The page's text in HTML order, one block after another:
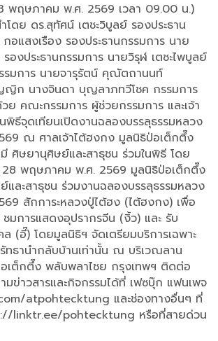
พฤษภาคม พ.ศ. 2569 เวลา 09.00 น.)
ดย ดร.สุทัศน์ เตชะวิบูลย์ รองประธาน
อแสงเรือง รองประธานกรรมการ นาย
องประธานกรรมการ นายวิรุฬ เตชะไพบูลย์
รมการ นายจารุรัตน์ คุณัตถานนท์
ญิก นางจินดา บุญลาภทวีโชค กรรมการ
ย คณะกรรมการ ผู้ช่วยกรรมการ และเจ้า
พิธีจุดเทียนเปิดงานฉลองบรรลุธรรมหลวง
ณ ศาลเจ้าไต้ฮงกง มูลนิธิป่อเต็กตึ๊ง
ศิษยานุศิษย์และสาธุชน ร่วมในพิธี โดย
28 พฤษภาคม พ.ศ. 2569 มูลนิธิป่อเต็กตึ๊ง
ละสาธุชน ร่วมงานฉลองบรรลุธรรมหลวง
สักการะหลวงปู่ไต้ฮง (ไต้ฮงกง) เพื่อ
มการแสดงอุปรากรจีน (งิ้ว) และ รับ
ล (อี๊) โดยมูลนิธิฯ จัดเตรียมบริการเฉพาะ
ทธานำกลับบ้านเท่านั้น ณ บริเวณลาน
เต็กตึ๊ง พลับพลาไชย กรุงเทพฯ ติดต่อ
ข่าวสารและกิจกรรมได้ที่ เฟซบุ๊ก แฟนเพจ
atpohtecktung และช่องทางอื่นๆ ที่
linktr.ee/pohtecktung หรือที่สายด่วน